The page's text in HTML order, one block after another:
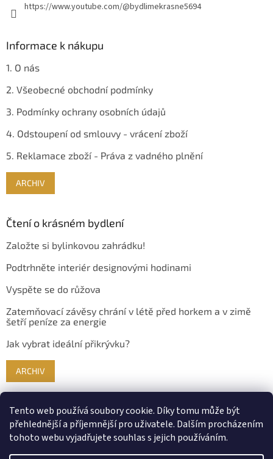
Tento web používá soubory cookie. Díky tomu může být
přehlednější a příjemnější pro uživatele. Dalším procházením
tohoto webu vyjadřujete souhlas s jejich používáním.
https://www.youtube.com/@bydlimekrasne5694
Informace k nákupu
1. O nás
2. Všeobecné obchodní podmínky
3. Podmínky ochrany osobních údajů
4. Odstoupení od smlouvy - vrácení zboží
5. Reklamace zboží - Práva z vadného plnění
ARCHIV
Čtení o krásném bydlení
Založte si bylinkovou zahrádku!
Podtrhněte interiér designovými hodinami
Vyspěte se do růžova
Zatemňovací závěsy chrání v létě před horkem a v zimě
šetří peníze za energie
Jak vybrat ideální přikrývku?
ARCHIV